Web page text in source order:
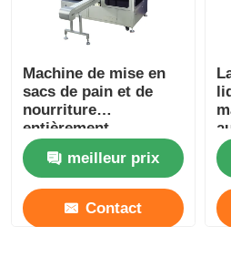
Machine de mise en
sacs de pain et de
nourriture
entièrement
automatique 13-40
sacs/minutemeilleur prix
Contact